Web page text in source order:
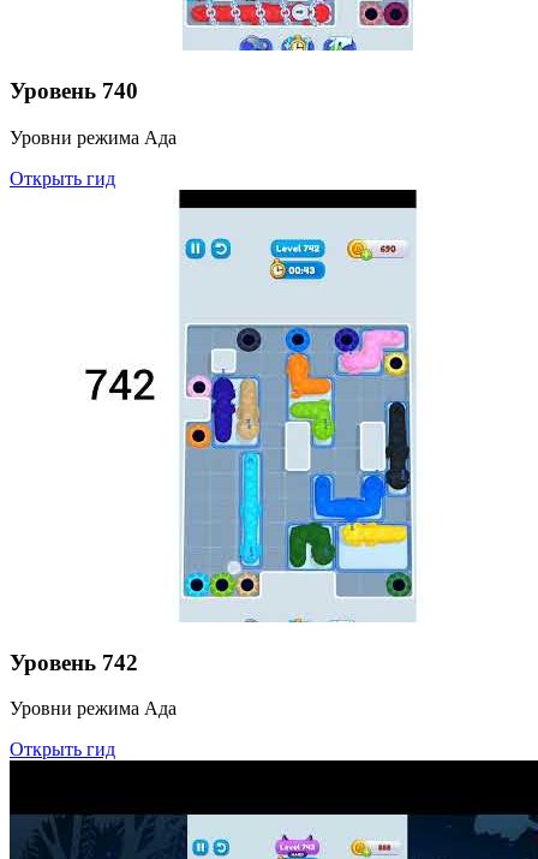
Уровень 740
Уровни режима Ада
Открыть гид
Уровень 742
Уровни режима Ада
Открыть гид